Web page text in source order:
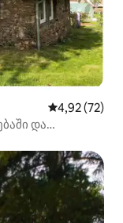
საშუალო
4,92 (72)
და